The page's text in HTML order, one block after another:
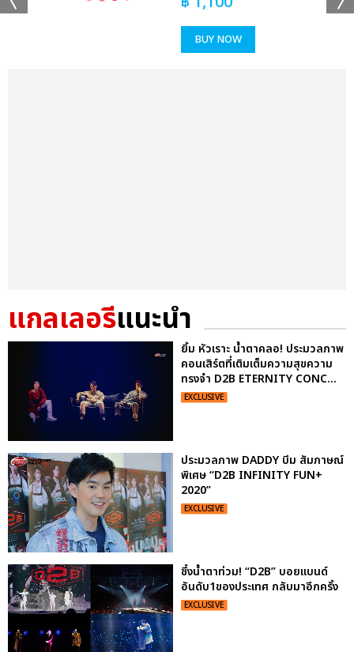
BUY NOW
แกลเลอรีแนะนำ
ยิ้ม หัวเราะ น้ำตาคลอ! ประมวลภาพ
คอนเสิร์ตที่เติมเต็มความสุขความ
ทรงจำ D2B ETERNITY CONC...
EXCLUSIVE
ประมวลภาพ DADDY บีม สัมภาษณ์
พิเศษ “D2B INFINITY FUN+
2020”
EXCLUSIVE
ซึ้งน้ำตาท่วม! “D2B” บอยแบนด์
อันดับ1ของประเทศ กลับมาอีกครั้ง
EXCLUSIVE